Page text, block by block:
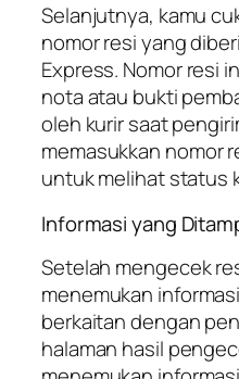
Selanjutnya, kamu
nomor resi yang
Express. Nomor resi
nota atau bukti
oleh kurir saat
memasukkan nomor
untuk melihat status
Informasi yang
Setelah mengecek
menemukan
berkaitan dengan
halaman hasil